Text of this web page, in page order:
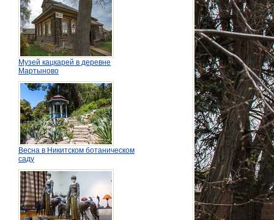
Музей кацкарей в деревне
Мартыново
Весна в Никитском ботаническом
саду